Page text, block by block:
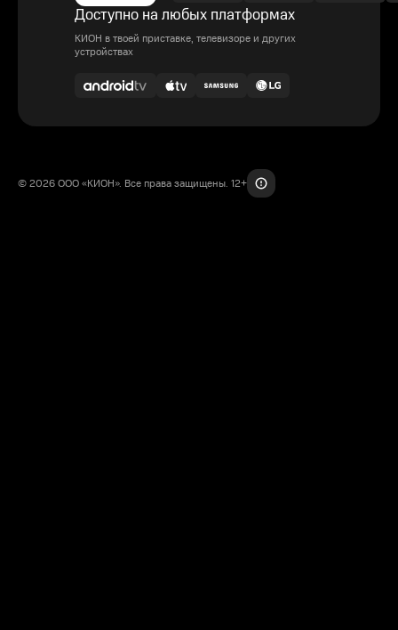
Доступно на любых платформах
КИОН в твоей приставке, телевизоре и других
устройствах
© 2026 ООО «КИОН». Все права защищены. 12+